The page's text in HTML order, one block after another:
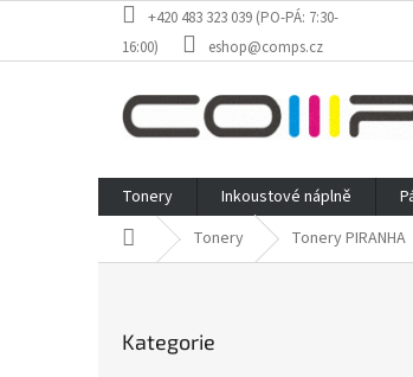
obsah
+420 483 323 039 (PO-PÁ: 7:30-
16:00)
eshop@comps.cz
Tonery Inkoustové náplně
Domů Tonery Tonery PIRANHA
kategorie
Kategorie